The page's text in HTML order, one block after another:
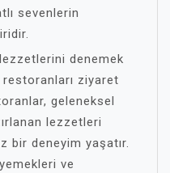
sevenlerin
denemek
ziyaret
geleneksel
lezzetleri
bir deneyim yaşatır.
ve